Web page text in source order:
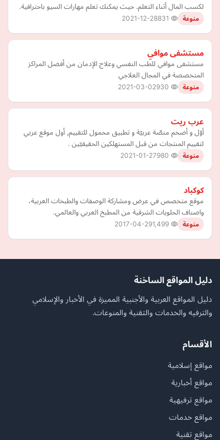
لكسب المال أثناء التعلم. حيث يمكنك تعلم مهارات السيو باحترافية.
منوعة 2021-12-28
مستشفى موافي
مستشفى موافي للطب النفسي وعلاج الإدمان من أفضل المراكز
المتخصصة في المجال العلاجي
منوعة 2021-03-02
عرب ريت
أوّل و أضخم منصّة عربيّة و تطبيق محمول للتقييم, أول موقع عربي
لتقييم المنتجات من قبل المستهلكين الحقيقيّين .
منوعة 2021-01-27
كوكباد
موقع متخصص في عرض ومشاركة الوصفات والطبخات العربية،
واصناف الحلويات الشرقية من المطبخ العربي والعالمي.
منوعة 2017-04-29
دليل المواقع الساخنة
دليل المواقع العربية والأجنبية المميزة في الأخبار والإسلامي
والترفيه والخدمات والتقنية والمنوعات.
الأقسام
مواقع إسلامية
مواقع أخبارية
مواقع ترفيهية
مواقع خدمات
مواقع تقنية